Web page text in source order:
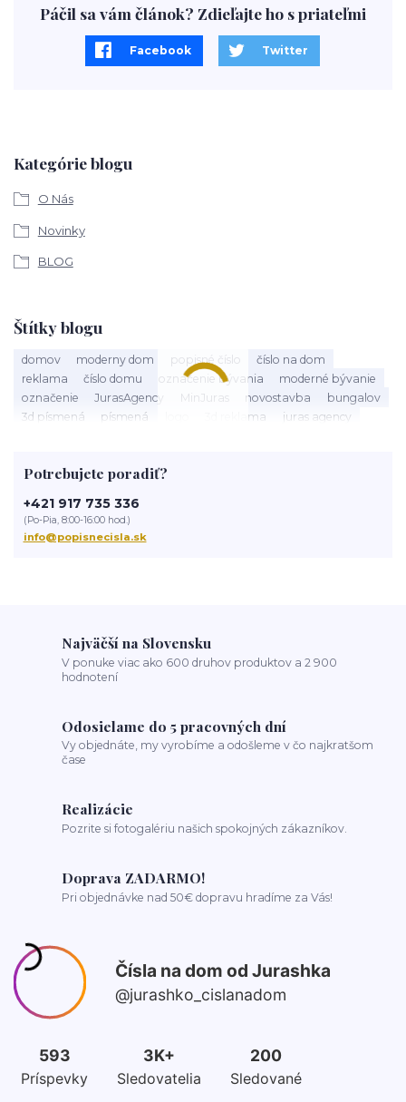
Kategórie blogu
O Nás
Novinky
BLOG
Štítky blogu
domov moderny dom popisné číslo
číslo na dom
reklama
číslo domu označenie bývania
moderné bývanie
označenie
JurasAgency MinJuras novostavba
bungalov
3d písmená
písmená 3d reklama
juras agency
salón
salón krásy reštaurácia
Potrebujete poradiť?
+421 917 735 336
(Po-Pia, 8:00-16:00 hod.)
info@popisnecisla.sk
Páčil sa vám článok? Zdieľajte ho s priateľmi
Facebook Twitter
Najväčší na Slovensku
V ponuke viac ako 600 druhov produktov a 2 900
hodnotení
Odosielame do 5 pracovných dní
Vy objednáte, my vyrobíme a odošleme v čo najkratšom
čase
Realizácie
Pozrite si fotogalériu našich spokojných zákazníkov.
Doprava ZADARMO!
Pri objednávke nad 50€ dopravu hradíme za Vás!